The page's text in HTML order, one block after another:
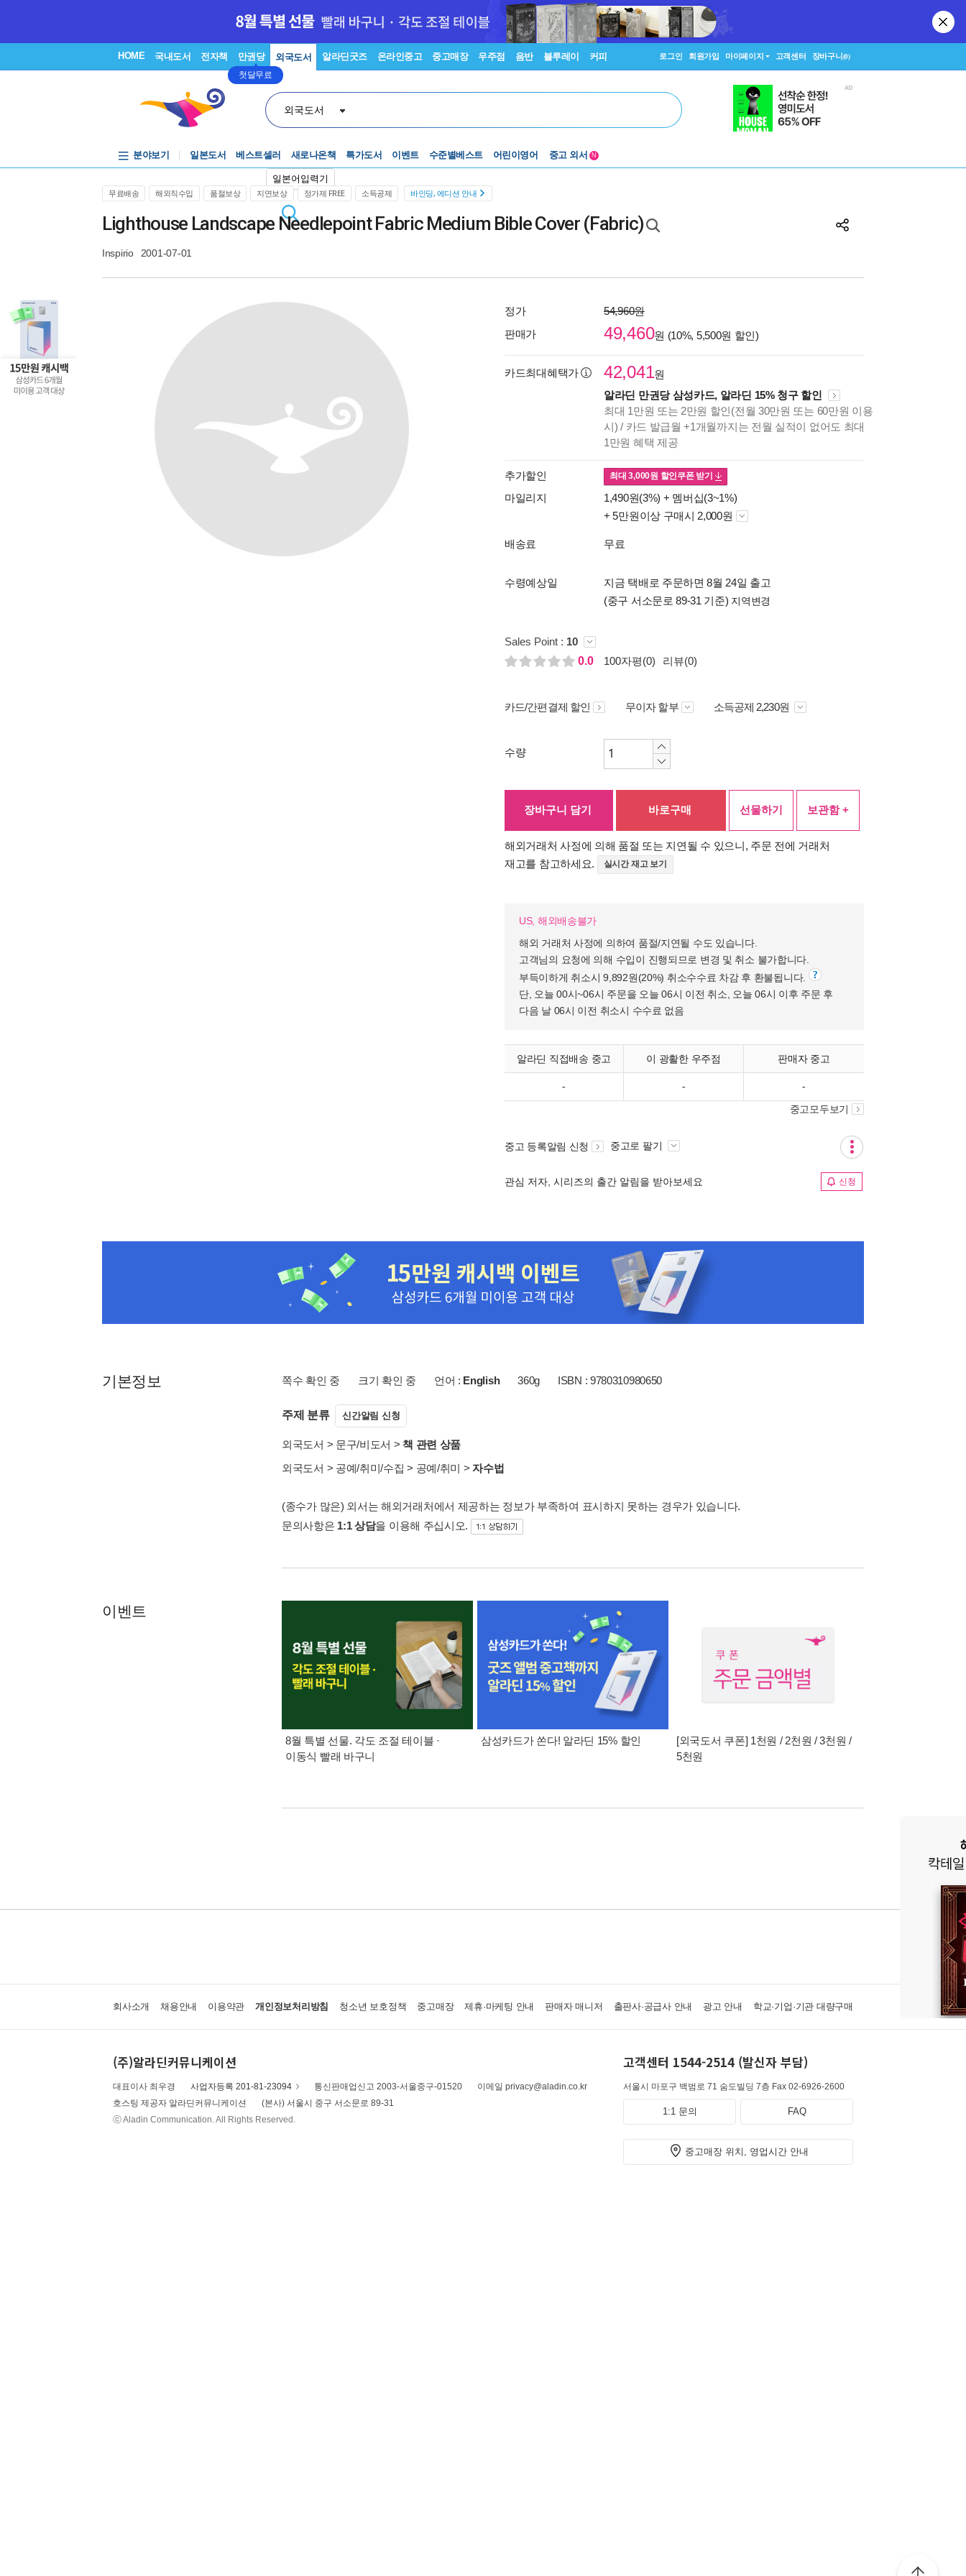
HOME 국내도서 전자책 만권당
첫달무료
외국도서 알라딘굿즈 온라인중고 중고매장 우주점 음반 블루레이 커피 로그인 회원가입 마이페이지 고객센터 장바구니(0)
외국도서
일본어입력기
분야보기 일본도서 베스트셀러 새로나온책 특가도서 이벤트
수준별베스트
수준별베스트
어린이영어
중고 외서
N
무료배송 해외직수입 품절보상 지연보상 정가제 FREE 소득공제 바인딩, 에디션 안내
Lighthouse Landscape Needlepoint Fabric Medium Bible Cover (Fabric)
Inspirio 2001-07-01
정가
54,960원
판매가
49,460원 (10%, 5,500원 할인)
카드최대혜택가 42,041원
알라딘 만권당 삼성카드, 알라딘 15% 청구 할인
최대 1만원 또는 2만원 할인(전월 30만원 또는 60만원 이용
시) / 카드 발급월 +1개월까지는 전월 실적이 없어도 최대
1만원 혜택 제공
추가할인 최대3,000원 할인쿠폰 받기
마일리지 1,490원(3%) + 멤버십(3~1%)
+ 5만원이상 구매시 2,000원
배송료 무료
수령예상일
지금 택배로 주문하면 8월 24일 출고
(중구 서소문로 89-31 기준) 지역변경
Sales Point : 10
0.0
100자평(0) 리뷰(0)
카드/간편결제 할인 무이자 할부 소득공제 2,230원
수량
장바구니 담기 바로구매 선물하기 보관함 +
해외거래처 사정에 의해 품절 또는 지연될 수 있으니, 주문 전에 거래처
재고를 참고하세요.
실시간 재고 보기
US, 해외배송불가
해외 거래처 사정에 의하여 품절/지연될 수도 있습니다.
고객님의 요청에 의해 수입이 진행되므로 변경 및 취소 불가합니다.
부득이하게 취소시 9,892원(20%) 취소수수료 차감 후 환불됩니다.
단, 오늘 00시~06시 주문을 오늘 06시 이전 취소, 오늘 06시 이후 주문 후
다음 날 06시 이전 취소시 수수료 없음
알라딘 직접배송 중고 이 광활한 우주점 판매자 중고
- - -
중고모두보기
중고 등록알림 신청 중고로 팔기
관심 저자, 시리즈의 출간 알림을 받아보세요 신청
기본정보 쪽수 확인 중 크기 확인 중 언어 : English 360g ISBN : 9780310980650
주제 분류 신간알림 신청
외국도서 > 문구/비도서 >책 관련 상품
외국도서 > 공예/취미/수집 > 공예/취미 >자수법
(종수가 많은) 외서는 해외거래처에서 제공하는 정보가 부족하여 표시하지 못하는 경우가 있습니다.
문의사항은 1:1 상담을 이용해 주십시오.
이벤트
8월 특별 선물. 각도 조절 테이블 ·
이동식 빨래 바구니
삼성카드가 쏜다! 알라딘 15% 할인
[외국도서 쿠폰] 1천원 / 2천원 / 3천원 /
5천원
회사소개 채용안내 이용약관 개인정보처리방침 청소년 보호정책 중고매장 제휴·마케팅 안내 판매자 매니저 출판사·공급사 안내 광고 안내 학교·기업·기관 대량구매
(주)알라딘커뮤니케이션
대표이사 최우경 사업자등록 201-81-23094 통신판매업신고 2003-서울중구-01520
이메일 privacy@aladin.co.kr
호스팅 제공자 알라딘커뮤니케이션
(본사) 서울시 중구 서소문로 89-31
ⓒ Aladin Communication. All Rights Reserved.
고객센터 1544-2514 (발신자 부담)
서울시 마포구 백범로 71 숨도빌딩 7층 Fax 02-6926-2600
1:1 문의 FAQ
중고매장 위치, 영업시간 안내